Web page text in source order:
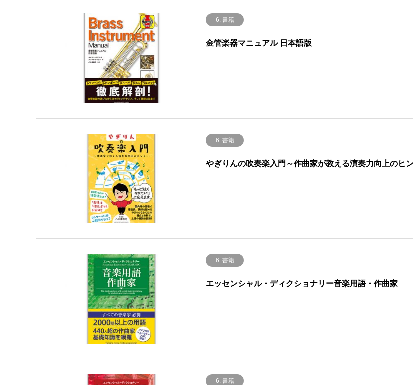
6. 書籍
金管楽器マニュアル 日本語版
6. 書籍
やぎりんの吹奏楽入門～作曲家が教える演奏力向上のヒ
6. 書籍
エッセンシャル・ディクショナリー音楽用語・作曲家
6. 書籍